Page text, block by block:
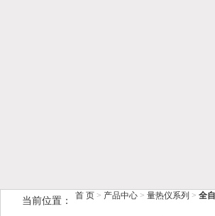
鹤壁市糖心VIOG破解版仪器仪表有限公司
当前位置： 首 页 > 产品中心 > 量热仪系列 > 全